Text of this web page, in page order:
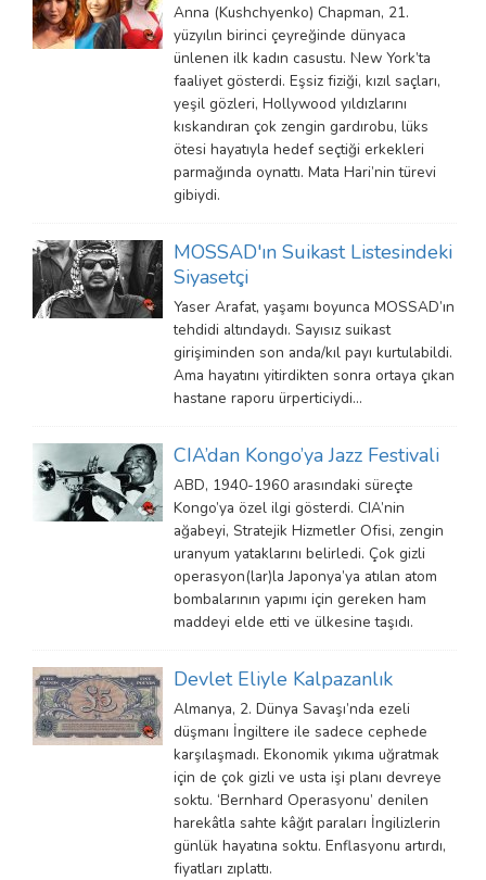
Anna (Kushchyenko) Chapman, 21.
yüzyılın birinci çeyreğinde dünyaca
ünlenen ilk kadın casustu. New York’ta
faaliyet gösterdi. Eşsiz fiziği, kızıl saçları,
yeşil gözleri, Hollywood yıldızlarını
kıskandıran çok zengin gardırobu, lüks
ötesi hayatıyla hedef seçtiği erkekleri
parmağında oynattı. Mata Hari’nin türevi
gibiydi.
MOSSAD'ın Suikast Listesindeki
Siyasetçi
Yaser Arafat, yaşamı boyunca MOSSAD’ın
tehdidi altındaydı. Sayısız suikast
girişiminden son anda/kıl payı kurtulabildi.
Ama hayatını yitirdikten sonra ortaya çıkan
hastane raporu ürperticiydi...
CIA’dan Kongo’ya Jazz Festivali
ABD, 1940-1960 arasındaki süreçte
Kongo’ya özel ilgi gösterdi. CIA’nin
ağabeyi, Stratejik Hizmetler Ofisi, zengin
uranyum yataklarını belirledi. Çok gizli
operasyon(lar)la Japonya’ya atılan atom
bombalarının yapımı için gereken ham
maddeyi elde etti ve ülkesine taşıdı.
Devlet Eliyle Kalpazanlık
Almanya, 2. Dünya Savaşı’nda ezeli
düşmanı İngiltere ile sadece cephede
karşılaşmadı. Ekonomik yıkıma uğratmak
için de çok gizli ve usta işi planı devreye
soktu. ‘Bernhard Operasyonu’ denilen
harekâtla sahte kâğıt paraları İngilizlerin
günlük hayatına soktu. Enflasyonu artırdı,
fiyatları zıplattı.